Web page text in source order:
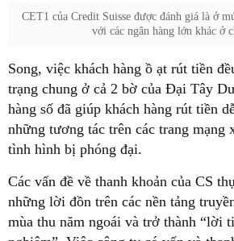
CET1 của Credit Suisse được đánh giá là ở
với các ngân hàng lớn khác ở
Song, việc khách hàng ồ ạt rút tiền
trạng chung ở cả 2 bờ của Đại Tây
hàng số đã giúp khách hàng rút tiền
những tương tác trên các trang mạng
tình hình bị phóng đại.
Các vấn đề về thanh khoản của CS
những lời đồn trên các nền tảng
mùa thu năm ngoái và trở thành “lời